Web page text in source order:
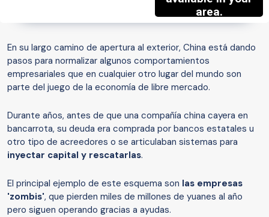
En su largo camino de apertura al exterior, China está dando
pasos para normalizar algunos comportamientos
empresariales que en cualquier otro lugar del mundo son
parte del juego de la economía de libre mercado.
Durante años, antes de que una compañía china cayera en
bancarrota, su deuda era comprada por bancos estatales u
otro tipo de acreedores o se articulaban sistemas para
inyectar capital y rescatarlas.
El principal ejemplo de este esquema son las empresas
'zombis', que pierden miles de millones de yuanes al año
pero siguen operando gracias a ayudas.